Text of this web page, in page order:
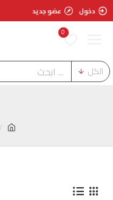
دخول عضو جديد
0
الكل